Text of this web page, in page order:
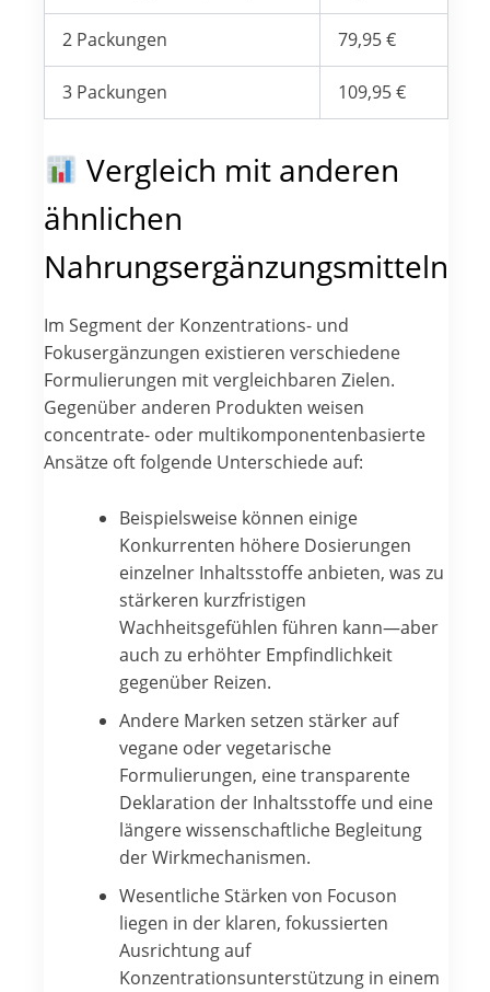
2 Packungen 79,95 €
3 Packungen 109,95 €
Vergleich mit anderen
ähnlichen
Nahrungsergänzungsmitteln
Im Segment der Konzentrations- und
Fokusergänzungen existieren verschiedene
Formulierungen mit vergleichbaren Zielen.
Gegenüber anderen Produkten weisen
concentrate- oder multikomponentenbasierte
Ansätze oft folgende Unterschiede auf:
Beispielsweise können einige
Konkurrenten höhere Dosierungen
einzelner Inhaltsstoffe anbieten, was zu
stärkeren kurzfristigen
Wachheitsgefühlen führen kann—aber
auch zu erhöhter Empfindlichkeit
gegenüber Reizen.
Andere Marken setzen stärker auf
vegane oder vegetarische
Formulierungen, eine transparente
Deklaration der Inhaltsstoffe und eine
längere wissenschaftliche Begleitung
der Wirkmechanismen.
Wesentliche Stärken von Focuson
liegen in der klaren, fokussierten
Ausrichtung auf
Konzentrationsunterstützung in einem